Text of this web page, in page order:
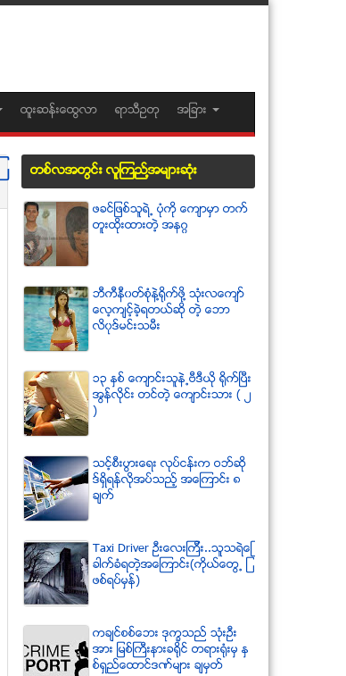
ထူးဆန္းေထြလာ ရာသီဥတု အျခား
တစ္လအတြင္း လူၾကည္႔အမ်ားဆံုး
ဖခင္ျဖစ္သူရဲ႕ ပံုကို ေက်ာမွာ တက္
တူးထိုးထားတဲ့ အနဂၢ
ဘီကီနီ၀တ္စံုနဲ႔႐ုိက္ဖို႔ သံုးလေက်ာ္
ေလ့က်င့္ခဲ့ရတယ္ဆို တဲ့ ေဘာ
လိ၀ုဒ္မင္းသမီး
၁၃ ႏွစ္ ေက်ာင္းသူနဲ႕ဗီဒီယို ရိုက္ျပီး
အြန္လိုင္း တင္တဲ့ ေက်ာင္းသား ( ၂
)
သင့္စီးပြားေရး လုပ္ငန္းက ဝဘ္ဆို
ဒ္ရွိရန္လိုအပ္သည့္ အေၾကာင္း ၈
ခ်က္
Taxi Driver ဦးေလးၾကီး..သူသရဲေျ
ခာက္ခံရတဲ့အေၾကာင္း(ကိုယ္ေတြ႕ ျ
ဖစ္ရပ္မွန္)
ကခ်င္စစ္ေဘး ဒုကၡသည္ သံုးဦး
အား ျမစ္ႀကီးနားခရိုင္ တရားရံုးမွ ႏွ
စ္ရွည္ေထာင္ဒဏ္မ်ား ခ်မွတ္